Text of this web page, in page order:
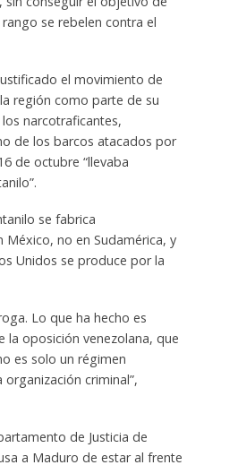
se rebelen contra el
el movimiento de
región como parte de su
narcotraficantes,
de los barcos atacados por
de octubre “llevaba
se fabrica
no en Sudamérica, y
Unidos se produce por la
Lo que ha hecho es
la oposición venezolana, que
es solo un régimen
criminal”,
de Justicia de
a Maduro de estar al frente